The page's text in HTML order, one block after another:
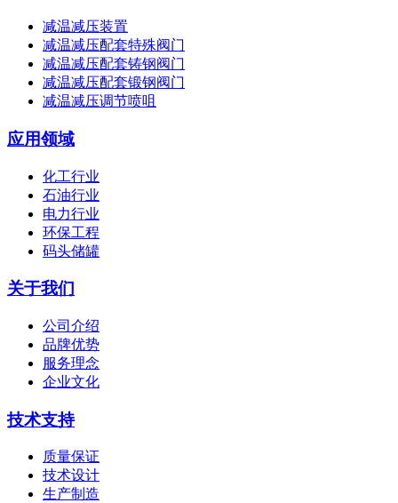
减温减压装置
减温减压配套特殊阀门
减温减压配套铸钢阀门
减温减压配套锻钢阀门
减温减压调节喷咀
应用领域
化工行业
石油行业
电力行业
环保工程
码头储罐
关于我们
公司介绍
品牌优势
服务理念
企业文化
技术支持
质量保证
技术设计
生产制造